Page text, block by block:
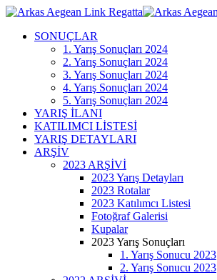
SONUÇLAR
1. Yarış Sonuçları 2024
2. Yarış Sonuçları 2024
3. Yarış Sonuçları 2024
4. Yarış Sonuçları 2024
5. Yarış Sonuçları 2024
YARIŞ İLANI
KATILIMCI LİSTESİ
YARIŞ DETAYLARI
ARŞİV
2023 ARŞİVİ
2023 Yarış Detayları
2023 Rotalar
2023 Katılımcı Listesi
Fotoğraf Galerisi
Kupalar
2023 Yarış Sonuçları
1. Yarış Sonucu 2023
2. Yarış Sonucu 2023